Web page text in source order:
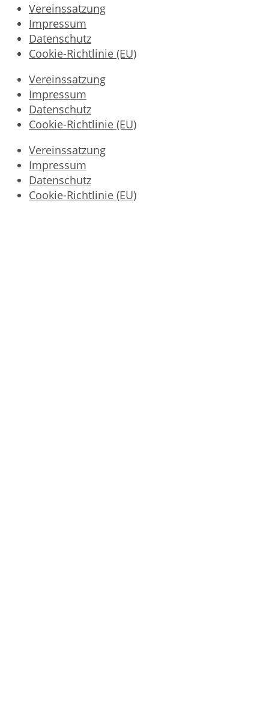
Vereinssatzung
Impressum
Datenschutz
Cookie-Richtlinie (EU)
Vereinssatzung
Impressum
Datenschutz
Cookie-Richtlinie (EU)
Vereinssatzung
Impressum
Datenschutz
Cookie-Richtlinie (EU)